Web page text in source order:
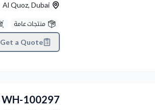
Al Quoz, Dubai
منتجات عامة
Get a Quote
WH-100297